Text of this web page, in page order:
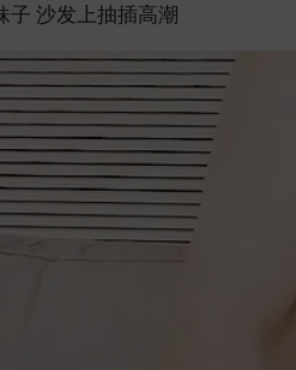
沙发上抽插高潮